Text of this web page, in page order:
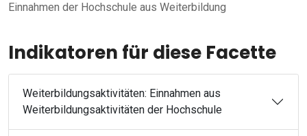
Einnahmen der Hochschule aus Weiterbildung
Indikatoren für diese Facette
Weiterbildungsaktivitäten: Einnahmen aus
Weiterbildungsaktivitäten der Hochschule